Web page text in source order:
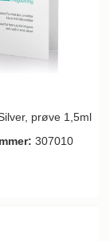
prøve 1,5ml
307010